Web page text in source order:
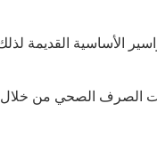
الأساسية القديمة
الصرف الصحي من خلال